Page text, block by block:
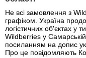
Не всі замовлення з
графіком. Україна
логістичних об'єктах у
Wildberries у
посиланням на допис
Про це повідомляють